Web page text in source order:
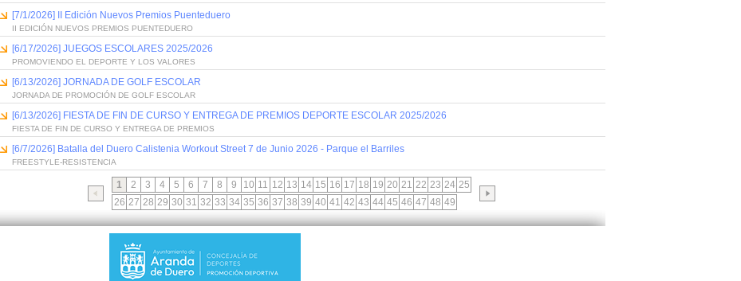
[7/1/2026] II Edición Nuevos Premios Puenteduero
II EDICIÓN NUEVOS PREMIOS PUENTEDUERO
[6/17/2026] JUEGOS ESCOLARES 2025/2026
PROMOVIENDO EL DEPORTE Y LOS VALORES
[6/13/2026] JORNADA DE GOLF ESCOLAR
JORNADA DE PROMOCIÓN DE GOLF ESCOLAR
[6/13/2026] FIESTA DE FIN DE CURSO Y ENTREGA DE PREMIOS DEPORTE ESCOLAR 2025/2026
FIESTA DE FIN DE CURSO Y ENTREGA DE PREMIOS
[6/7/2026] Batalla del Duero Calistenia Workout Street 7 de Junio 2026 - Parque el Barriles
FREESTYLE-RESISTENCIA
1 2 3 4 5 6 7 8 9 10 11 12 13 14 15 16 17 18 19 20 21 22 23 24 25
26 27 28 29 30 31 32 33 34 35 36 37 38 39 40 41 42 43 44 45 46 47 48 49